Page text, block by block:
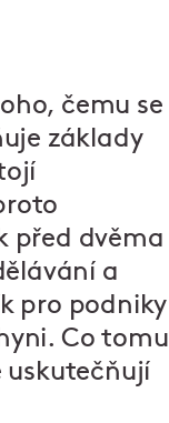
čemu se
základy
před dvěma
a
pro podniky
Co tomu
uskutečňují